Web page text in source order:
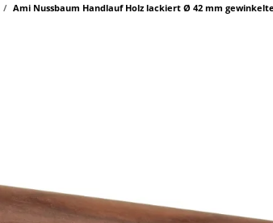
Ami Nussbaum Handlauf Holz lackiert Ø 42 mm